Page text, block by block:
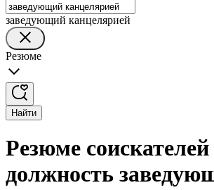
заведующий канцелярией
Резюме
Найти
Резюме
должность